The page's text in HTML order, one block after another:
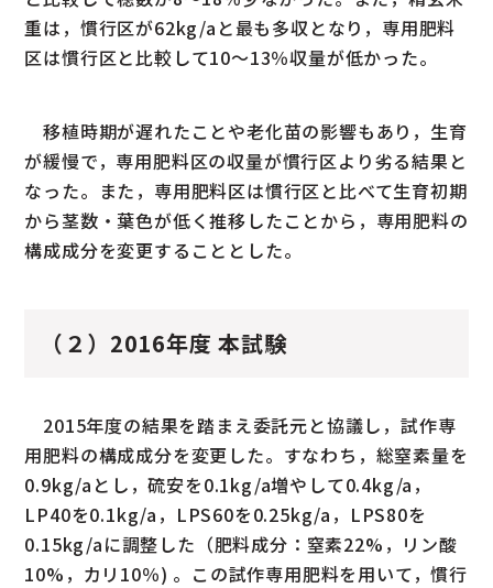
重は，慣行区が62kg/aと最も多収となり，専用肥料
区は慣行区と比較して10〜13％収量が低かった。
移植時期が遅れたことや老化苗の影響もあり，生育
が緩慢で，専用肥料区の収量が慣行区より劣る結果と
なった。また，専用肥料区は慣行区と比べて生育初期
から茎数・葉色が低く推移したことから，専用肥料の
構成成分を変更することとした。
（２）2016年度 本試験
2015年度の結果を踏まえ委託元と協議し，試作専
用肥料の構成成分を変更した。すなわち，総窒素量を
0.9kg/aとし，硫安を0.1kg/a増やして0.4kg/a，
LP40を0.1kg/a，LPS60を0.25kg/a，LPS80を
0.15kg/aに調整した（肥料成分：窒素22%，リン酸
10%，カリ10％) 。この試作専用肥料を用いて，慣行